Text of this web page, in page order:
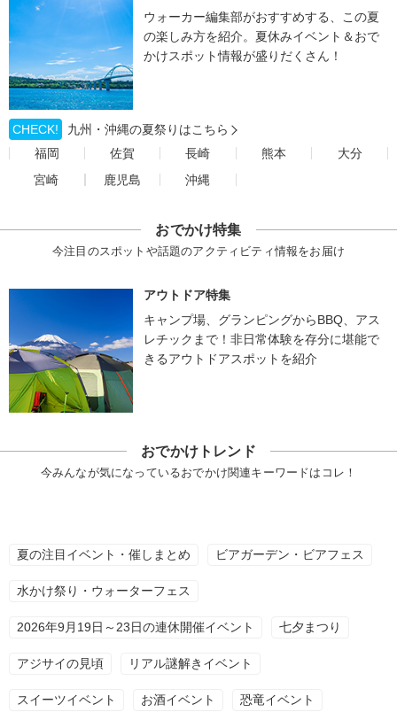
ウォーカー編集部がおすすめする、この夏
の楽しみ方を紹介。夏休みイベント＆おで
かけスポット情報が盛りだくさん！
CHECK!
九州・沖縄の夏祭りはこちら
福岡
佐賀 長崎 熊本
大分
宮崎
鹿児島 沖縄
おでかけ特集
今注目のスポットや話題のアクティビティ情報をお届け
アウトドア特集
キャンプ場、グランピングからBBQ、アス
レチックまで！非日常体験を存分に堪能で
きるアウトドアスポットを紹介
おでかけトレンド
今みんなが気になっているおでかけ関連キーワードはコレ！
夏の注目イベント・催しまとめ ビアガーデン・ビアフェス
水かけ祭り・ウォーターフェス
2026年9月19日～23日の連休開催イベント 七夕まつり
アジサイの見頃 リアル謎解きイベント
スイーツイベント お酒イベント 恐竜イベント